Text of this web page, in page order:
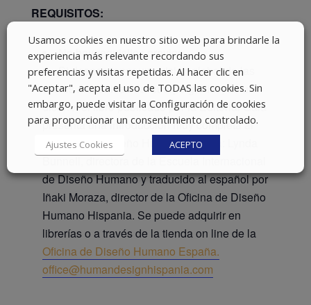
REQUISITOS:
No hay requisitos previos.
Si deseas tener una visión global de las
claves mecánicas del cuerpo gráfico, de un
diseño, el libro publicado por la Editorial Gaia
presenta una introducción muy completa al
Sistema del Diseño Humano. Autora: Lynda
Bunnell, directora de la Escuela Internacional
de Diseño Humano y traducido al español por
Iñaki Moraza, director de la Oficina de Diseño
Humano Hispania. Se puede adquirir en
librerías o a través de la tienda on line de la
Oficina de Diseño Humano España.
office@humandesignhispania.com
Usamos cookies en nuestro sitio web para brindarle la
experiencia más relevante recordando sus
preferencias y visitas repetidas. Al hacer clic en
"Aceptar", acepta el uso de TODAS las cookies. Sin
embargo, puede visitar la Configuración de cookies
para proporcionar un consentimiento controlado.
Ajustes Cookies ACEPTO